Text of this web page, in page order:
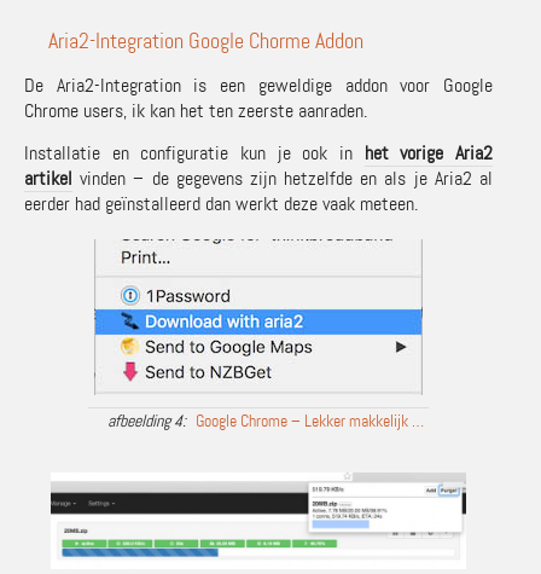
Aria2-Integration Google Chorme Addon
De Aria2-Integration is een geweldige addon voor Google
Chrome users, ik kan het ten zeerste aanraden.
Installatie en configuratie kun je ook in het vorige Aria2
artikel vinden – de gegevens zijn hetzelfde en als je Aria2 al
eerder had geïnstalleerd dan werkt deze vaak meteen.
Google Chrome – Lekker makkelijk …